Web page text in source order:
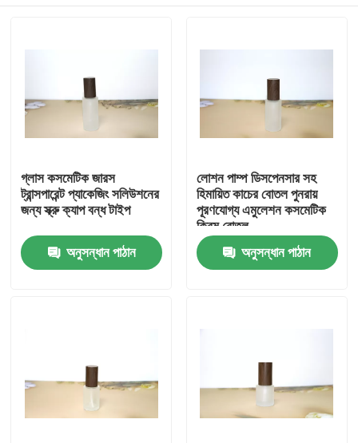
কারখানা পরিদর্শন
গ্লাস কসমেটিক জারস
ট্রান্সপারেন্ট প্যাকেজিং সলিউশনের
জন্য স্ক্রু ক্যাপ বন্ধ টাইপ
অনুসন্ধান পাঠান
লোশন পাম্প ডিসপেনসার সহ
হিমায়িত কাচের বোতল পুনরায়
পূরণযোগ্য এমুলেশন কসমেটিক
ক্রিম বোতল
অনুসন্ধান পাঠান